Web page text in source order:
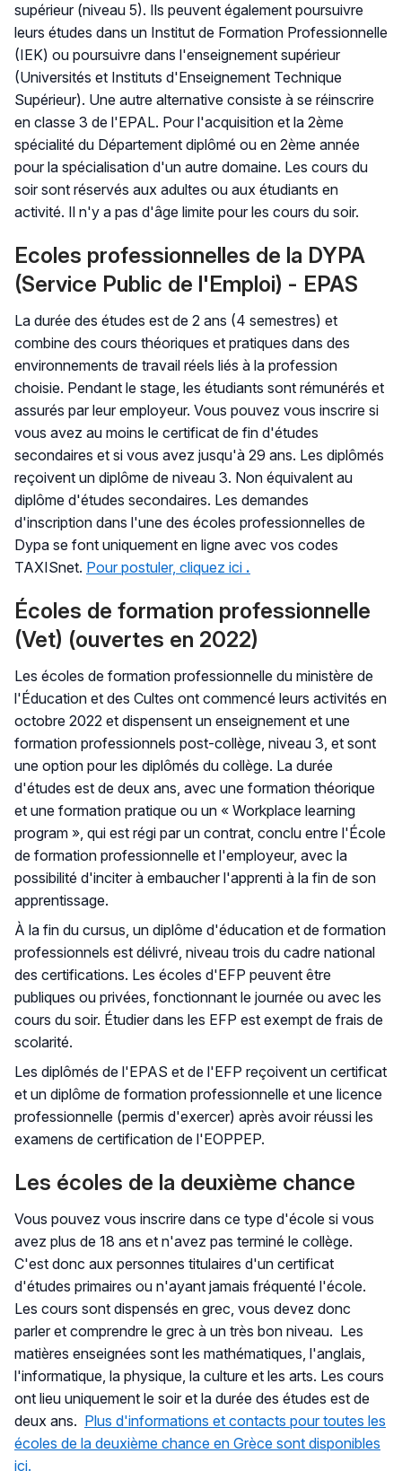
supérieur (niveau 5). Ils peuvent également poursuivre
leurs études dans un Institut de Formation Professionnelle
(IEK) ou poursuivre dans l'enseignement supérieur
(Universités et Instituts d'Enseignement Technique
Supérieur). Une autre alternative consiste à se réinscrire
en classe 3 de l'EPAL. Pour l'acquisition et la 2ème
spécialité du Département diplômé ou en 2ème année
pour la spécialisation d'un autre domaine. Les cours du
soir sont réservés aux adultes ou aux étudiants en
activité. Il n'y a pas d'âge limite pour les cours du soir.
Ecoles professionnelles de la DYPA
(Service Public de l'Emploi) - EPAS
La durée des études est de 2 ans (4 semestres) et
combine des cours théoriques et pratiques dans des
environnements de travail réels liés à la profession
choisie. Pendant le stage, les étudiants sont rémunérés et
assurés par leur employeur. Vous pouvez vous inscrire si
vous avez au moins le certificat de fin d'études
secondaires et si vous avez jusqu'à 29 ans. Les diplômés
reçoivent un diplôme de niveau 3. Non équivalent au
diplôme d'études secondaires. Les demandes
d'inscription dans l'une des écoles professionnelles de
Dypa se font uniquement en ligne avec vos codes
TAXISnet. Pour postuler, cliquez ici .
Écoles de formation professionnelle
(Vet) (ouvertes en 2022)
Les écoles de formation professionnelle du ministère de
l'Éducation et des Cultes ont commencé leurs activités en
octobre 2022 et dispensent un enseignement et une
formation professionnels post-collège, niveau 3, et sont
une option pour les diplômés du collège. La durée
d'études est de deux ans, avec une formation théorique
et une formation pratique ou un « Workplace learning
program », qui est régi par un contrat, conclu entre l'École
de formation professionnelle et l'employeur, avec la
possibilité d'inciter à embaucher l'apprenti à la fin de son
apprentissage.
À la fin du cursus, un diplôme d'éducation et de formation
professionnels est délivré, niveau trois du cadre national
des certifications. Les écoles d'EFP peuvent être
publiques ou privées, fonctionnant le journée ou avec les
cours du soir. Étudier dans les EFP est exempt de frais de
scolarité.
Les diplômés de l'EPAS et de l'EFP reçoivent un certificat
et un diplôme de formation professionnelle et une licence
professionnelle (permis d'exercer) après avoir réussi les
examens de certification de l'EOPPEP.
Les écoles de la deuxième chance
Vous pouvez vous inscrire dans ce type d'école si vous
avez plus de 18 ans et n'avez pas terminé le collège.
C'est donc aux personnes titulaires d'un certificat
d'études primaires ou n'ayant jamais fréquenté l'école.
Les cours sont dispensés en grec, vous devez donc
parler et comprendre le grec à un très bon niveau. Les
matières enseignées sont les mathématiques, l'anglais,
l'informatique, la physique, la culture et les arts. Les cours
ont lieu uniquement le soir et la durée des études est de
deux ans. Plus d'informations et contacts pour toutes les
écoles de la deuxième chance en Grèce sont disponibles
ici.